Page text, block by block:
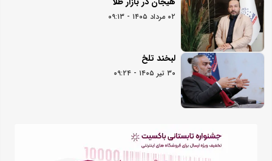
۰۲ مرداد ۱۴۰۵ - ۰۹:۱۳
لبخند تلخ
۳۰ تیر ۱۴۰۵ - ۰۹:۲۴